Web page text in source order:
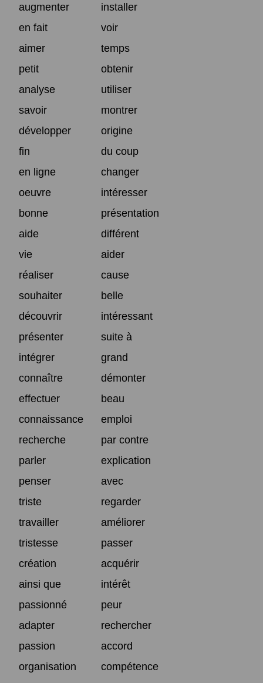
augmenter
installer
en fait
voir
aimer
temps
petit
obtenir
analyse
utiliser
savoir
montrer
développer
origine
fin
du coup
en ligne
changer
oeuvre
intéresser
bonne
présentation
aide
différent
vie
aider
réaliser
cause
souhaiter
belle
découvrir
intéressant
présenter
suite à
intégrer
grand
connaître
démonter
effectuer
beau
connaissance
emploi
recherche
par contre
parler
explication
penser
avec
triste
regarder
travailler
améliorer
tristesse
passer
création
acquérir
ainsi que
intérêt
passionné
peur
adapter
rechercher
passion
accord
organisation
compétence